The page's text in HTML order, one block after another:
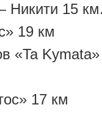
Никити 15
19 км
«Ta
17 км